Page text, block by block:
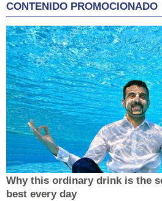
CONTENIDO PROMOCIONADO
Why this ordinary drink is the
best every day